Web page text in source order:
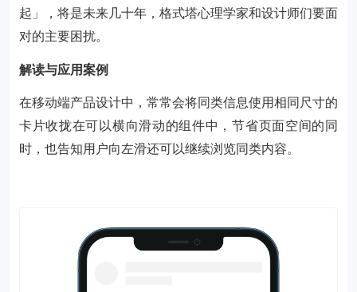
起」，将是未来几十年，格式塔心理学家和设计师们要面
对的主要困扰。
解读与应用案例
在移动端产品设计中，常常会将同类信息使用相同尺寸的
卡片收拢在可以横向滑动的组件中，节省页面空间的同
时，也告知用户向左滑还可以继续浏览同类内容。